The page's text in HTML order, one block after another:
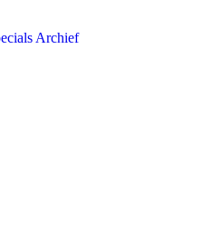
Archief